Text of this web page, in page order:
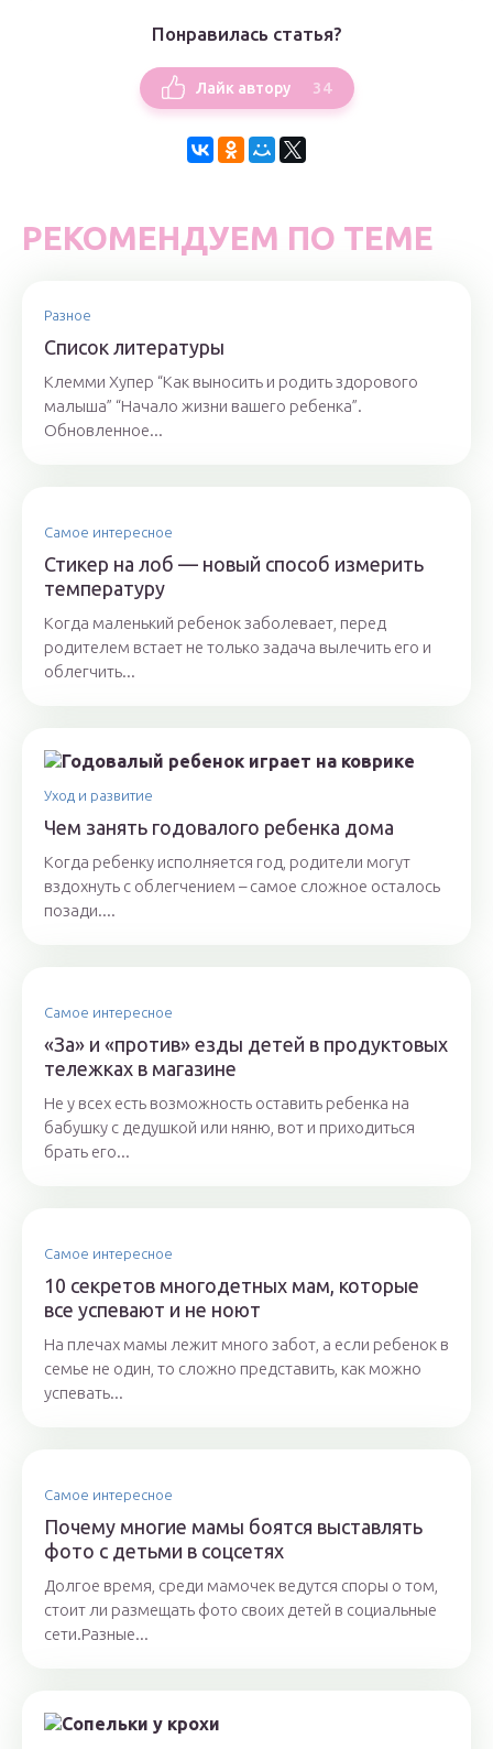
Понравилась статья?
Лайк автору 34
РЕКОМЕНДУЕМ ПО ТЕМЕ
Разное
Список литературы
Клемми Хупер “Как выносить и родить здорового
малыша” “Начало жизни вашего ребенка”.
Обновленное...
Самое интересное
Стикер на лоб — новый способ измерить
температуру
Когда маленький ребенок заболевает, перед
родителем встает не только задача вылечить его и
облегчить...
Уход и развитие
Чем занять годовалого ребенка дома
Когда ребенку исполняется год, родители могут
вздохнуть с облегчением – самое сложное осталось
позади....
Самое интересное
«За» и «против» езды детей в продуктовых
тележках в магазине
Не у всех есть возможность оставить ребенка на
бабушку с дедушкой или няню, вот и приходиться
брать его...
Самое интересное
10 секретов многодетных мам, которые
все успевают и не ноют
На плечах мамы лежит много забот, а если ребенок в
семье не один, то сложно представить, как можно
успевать...
Самое интересное
Почему многие мамы боятся выставлять
фото с детьми в соцсетях
Долгое время, среди мамочек ведутся споры о том,
стоит ли размещать фото своих детей в социальные
сети.Разные...